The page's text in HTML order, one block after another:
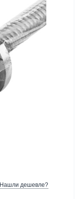
Нашли дешевле?